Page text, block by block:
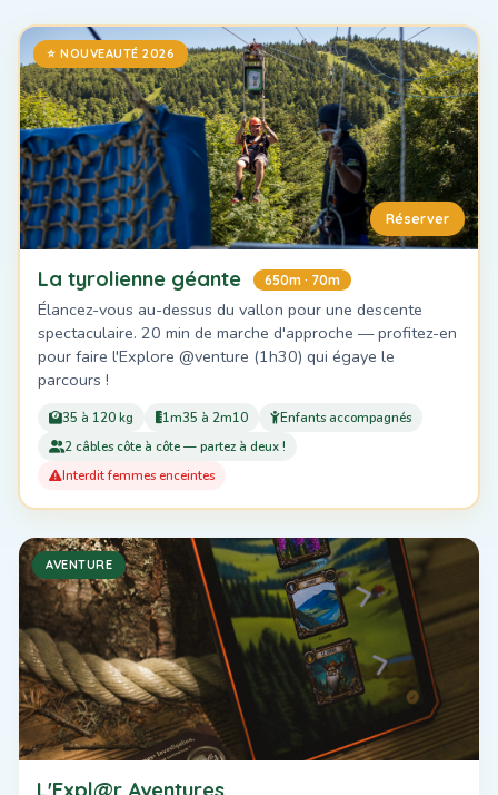
⭐ NOUVEAUTÉ 2026
Réserver
La tyrolienne géante 650m · 70m
Élancez-vous au-dessus du vallon pour une descente
spectaculaire. 20 min de marche d'approche — profitez-en
pour faire l'Explore @venture (1h30) qui égaye le
parcours !
35 à 120 kg 1m35 à 2m10
Enfants accompagnés
2 câbles côte à côte — partez à deux !
Interdit femmes enceintes
AVENTURE
L'Expl@r Aventures